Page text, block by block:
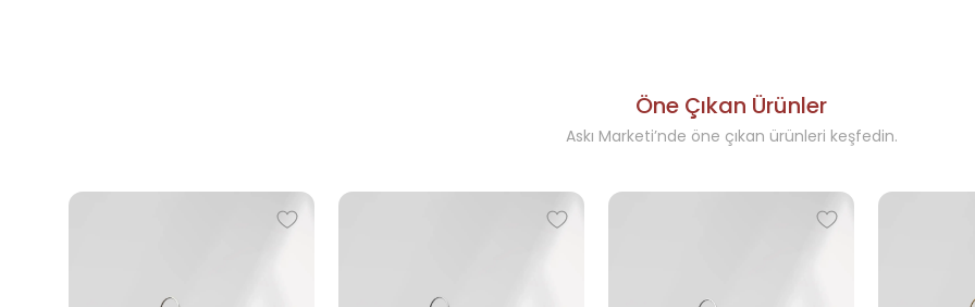
Öne Çıkan Ürünler
Askı Marketi’nde öne çıkan ürünleri keşfedin.